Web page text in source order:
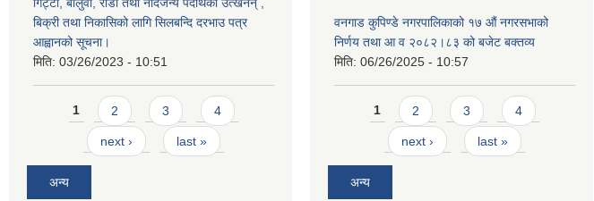
बिक्री तथा निकासिको लागि सिलबन्दि दरभाउ पत्र
आह्वानको सूचना।
मिति: 03/26/2023 - 10:51
Pages
1 2 3 4
next › last »
अन्य
वनगाड कुपिण्डे नगरपालिकाको १७ ‍औं नगरसभाको
निर्णय तथा आ व २०८२।८३ को बजेट बक्तव्य
मिति: 06/26/2025 - 10:57
Pages
1 2 3 4
next › last »
अन्य